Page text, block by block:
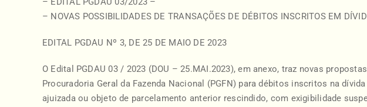
– NOVAS POSSIBILIDADES DE TRANSAÇÕES DE DÉBITOS INSCRITOS EM
EDITAL PGDAU Nº 3, DE 25 DE MAIO DE 2023
O Edital PGDAU 03 / 2023 (DOU – 25.MAI.2023), em anexo, traz novas
Procuradoria Geral da Fazenda Nacional (PGFN) para débitos inscritos na
ajuizada ou objeto de parcelamento anterior rescindido, com exigibilidade